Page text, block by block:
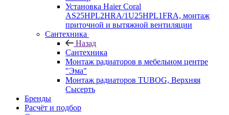
Установка Haier Coral
AS25HPL2HRA/1U25HPL1FRA, монтаж
приточной и вытяжной вентиляции
Сантехника
Назад
Сантехника
Монтаж радиаторов в мебельном центре
"Эма"
Монтаж радиаторов TUBOG, Верхняя
Сысерть
Бренды
Расчёт и подбор